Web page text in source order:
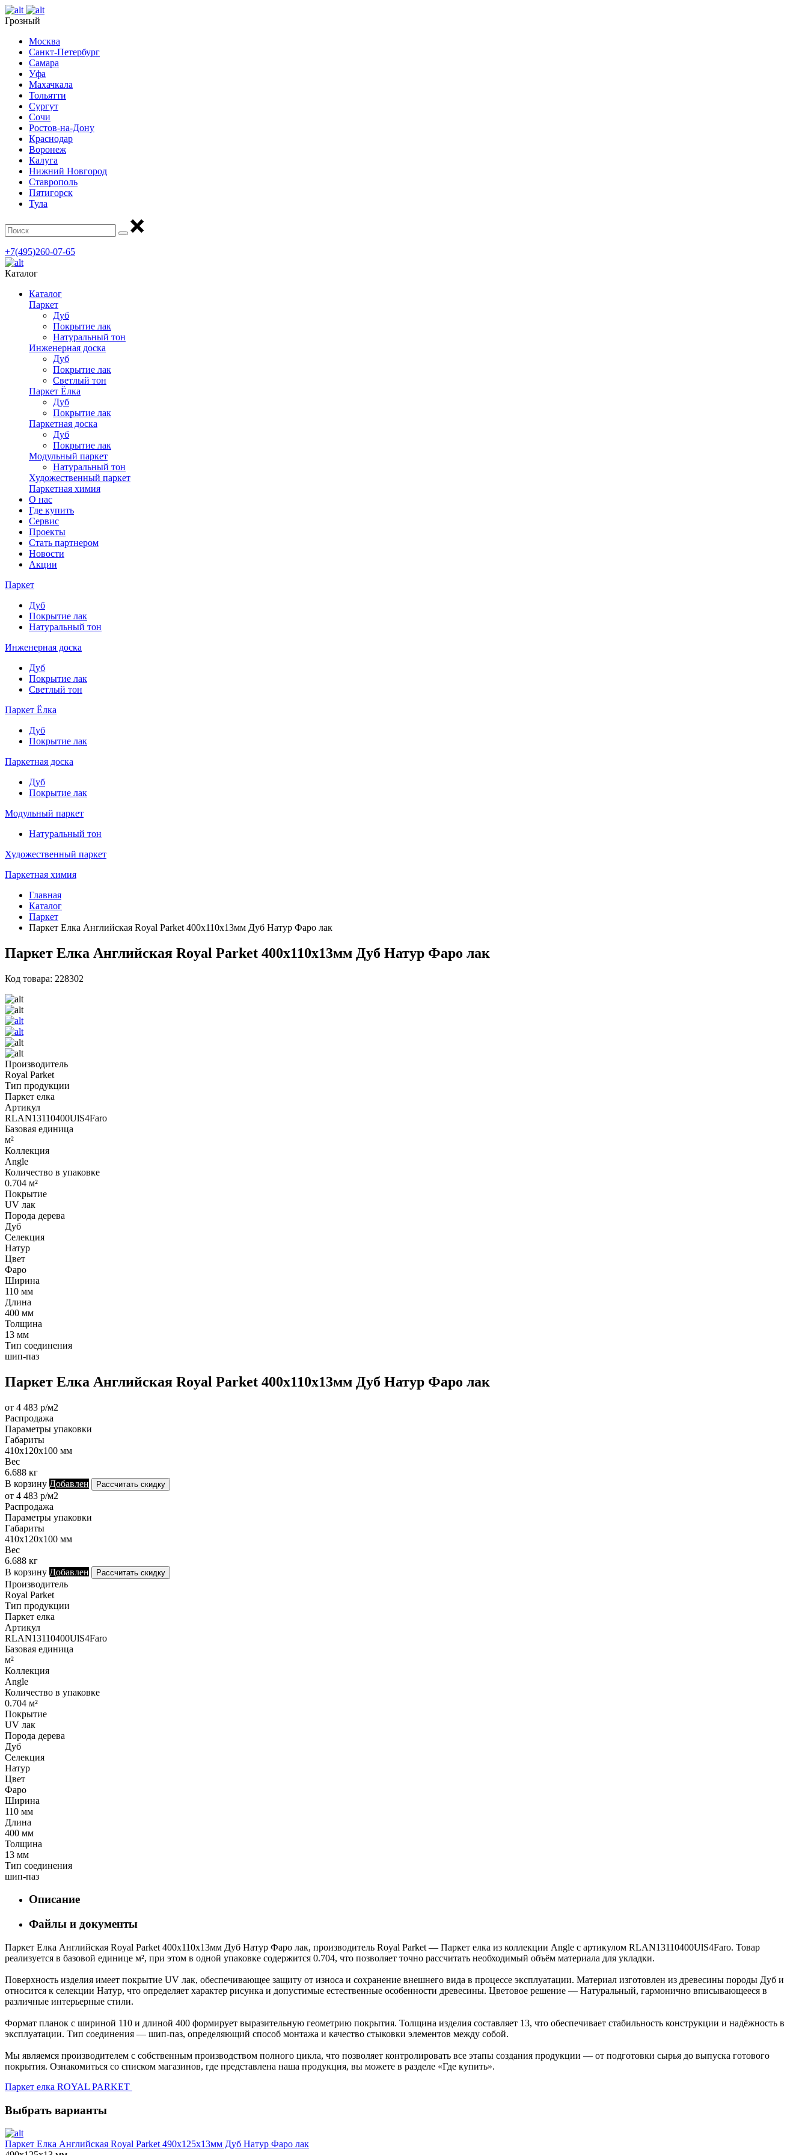
Грозный
Москва
Санкт-Петербург
Самара
Уфа
Махачкала
Тольятти
Сургут
Сочи
Ростов-на-Дону
Краснодар
Воронеж
Калуга
Нижний Новгород
Ставрополь
Пятигорск
Тула
+7(495)260-07-65
Каталог
Каталог
Паркет
Дуб
Покрытие лак
Натуральный тон
Инженерная доска
Дуб
Покрытие лак
Светлый тон
Паркет Ёлка
Дуб
Покрытие лак
Паркетная доска
Дуб
Покрытие лак
Модульный паркет
Натуральный тон
Художественный паркет
Паркетная химия
О нас
Где купить
Сервис
Проекты
Стать партнером
Новости
Акции
Паркет
Дуб
Покрытие лак
Натуральный тон
Инженерная доска
Дуб
Покрытие лак
Светлый тон
Паркет Ёлка
Дуб
Покрытие лак
Паркетная доска
Дуб
Покрытие лак
Модульный паркет
Натуральный тон
Художественный паркет
Паркетная химия
Главная
Каталог
Паркет
Паркет Елка Английская Royal Parket 400х110х13мм Дуб Натур Фаро лак
Паркет Елка Английская Royal Parket 400х110х13мм Дуб Натур Фаро лак
Код товара: 228302
Производитель
Royal Parket
Тип продукции
Паркет елка
Артикул
RLAN13110400UlS4Faro
Базовая единица
м²
Коллекция
Angle
Количество в упаковке
0.704 м²
Покрытие
UV лак
Порода дерева
Дуб
Селекция
Натур
Цвет
Фаро
Ширина
110 мм
Длина
400 мм
Толщина
13 мм
Тип соединения
шип-паз
Паркет Елка Английская Royal Parket 400х110х13мм Дуб Натур Фаро лак
от 4 483 р/м2
Распродажа
Параметры упаковки
Габариты
410х120х100 мм
Вес
6.688 кг
В корзину Добавлен Рассчитать скидку
от 4 483 р/м2
Распродажа
Параметры упаковки
Габариты
410х120х100 мм
Вес
6.688 кг
В корзину Добавлен Рассчитать скидку
Производитель
Royal Parket
Тип продукции
Паркет елка
Артикул
RLAN13110400UlS4Faro
Базовая единица
м²
Коллекция
Angle
Количество в упаковке
0.704 м²
Покрытие
UV лак
Порода дерева
Дуб
Селекция
Натур
Цвет
Фаро
Ширина
110 мм
Длина
400 мм
Толщина
13 мм
Тип соединения
шип-паз
Описание
Файлы и документы
Паркет Елка Английская Royal Parket 400х110х13мм Дуб Натур Фаро лак, производитель Royal Parket — Паркет елка из коллекции Angle с артикулом RLAN13110400UlS4Faro. Товар
реализуется в базовой единице м², при этом в одной упаковке содержится 0.704, что позволяет точно рассчитать необходимый объём материала для укладки.
Поверхность изделия имеет покрытие UV лак, обеспечивающее защиту от износа и сохранение внешнего вида в процессе эксплуатации. Материал изготовлен из древесины породы Дуб и
относится к селекции Натур, что определяет характер рисунка и допустимые естественные особенности древесины. Цветовое решение — Натуральный, гармонично вписывающееся в
различные интерьерные стили.
Формат планок с шириной 110 и длиной 400 формирует выразительную геометрию покрытия. Толщина изделия составляет 13, что обеспечивает стабильность конструкции и надёжность в
эксплуатации. Тип соединения — шип-паз, определяющий способ монтажа и качество стыковки элементов между собой.
Мы являемся производителем с собственным производством полного цикла, что позволяет контролировать все этапы создания продукции — от подготовки сырья до выпуска готового
покрытия. Ознакомиться со списком магазинов, где представлена наша продукция, вы можете в разделе «Где купить».
Паркет елка ROYAL PARKET
Выбрать варианты
Паркет Елка Английская Royal Parket 490х125х13мм Дуб Натур Фаро лак